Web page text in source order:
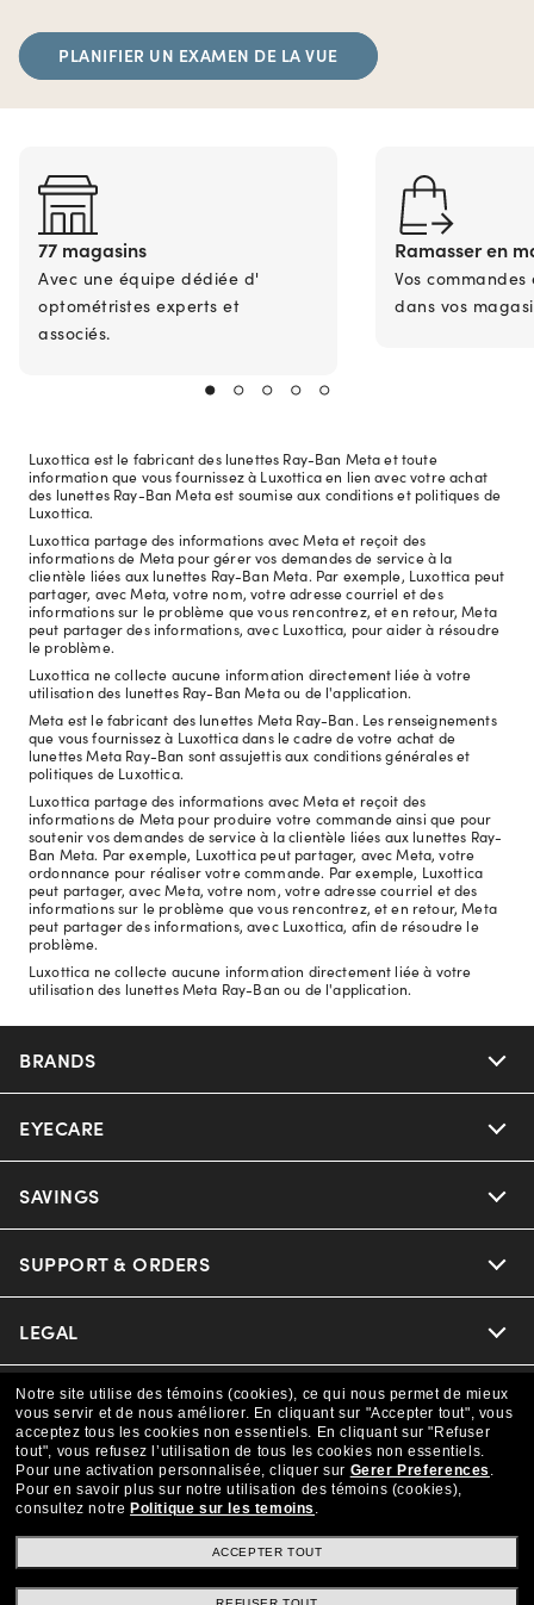
PLANIFIER UN EXAMEN DE LA VUE
77 magasins
Avec une équipe dédiée d'
optométristes experts et
associés.
Ramasser en
Vos
dans vos
Luxottica est le fabricant des lunettes Ray-Ban Meta et toute
information que vous fournissez à Luxottica en lien avec votre achat
des lunettes Ray-Ban Meta est soumise aux conditions et politiques de
Luxottica.
Luxottica partage des informations avec Meta et reçoit des
informations de Meta pour gérer vos demandes de service à la
clientèle liées aux lunettes Ray-Ban Meta. Par exemple, Luxottica peut
partager, avec Meta, votre nom, votre adresse courriel et des
informations sur le problème que vous rencontrez, et en retour, Meta
peut partager des informations, avec Luxottica, pour aider à résoudre
le problème.
Luxottica ne collecte aucune information directement liée à votre
utilisation des lunettes Ray-Ban Meta ou de l'application.
Meta est le fabricant des lunettes Meta Ray-Ban. Les renseignements
que vous fournissez à Luxottica dans le cadre de votre achat de
lunettes Meta Ray-Ban sont assujettis aux conditions générales et
politiques de Luxottica.
Luxottica partage des informations avec Meta et reçoit des
informations de Meta pour produire votre commande ainsi que pour
soutenir vos demandes de service à la clientèle liées aux lunettes Ray-
Ban Meta. Par exemple, Luxottica peut partager, avec Meta, votre
ordonnance pour réaliser votre commande. Par exemple, Luxottica
peut partager, avec Meta, votre nom, votre adresse courriel et des
informations sur le problème que vous rencontrez, et en retour, Meta
peut partager des informations, avec Luxottica, afin de résoudre le
problème.
Luxottica ne collecte aucune information directement liée à votre
utilisation des lunettes Meta Ray-Ban ou de l'application.
BRANDS
Nuance Audio
Ray-Ban
Oakley
Coach
Michael Kors
Prada
The Exceptionals
EYECARE
Our Eyeglasses
Our Sunglasses
Ray-Ban | Meta
Oakley Meta
Eyewear Trends
Our Lenses
Arrange an Eye Exam
SAVINGS
Offers & Discount
Insurance
CAA Members
SUPPORT & ORDERS
Help Center
Online Order Status
Shipping & Returns
Frame Advisor
LEGAL
Privacy Policy
Terms & Conditions
Ad Choices
COMPANY INFO
About us
Our Flagship Store
Careers
CANADA (Français)
We guarantee every transaction is 100% secure
Notre site utilise des témoins (cookies), ce qui nous permet de mieux
vous servir et de nous améliorer. En cliquant sur "Accepter tout", vous
acceptez tous les cookies non essentiels. En cliquant sur "Refuser
tout", vous refusez l’utilisation de tous les cookies non essentiels.
Pour une activation personnalisée, cliquer sur Gerer Preferences .
Pour en savoir plus sur notre utilisation des témoins (cookies),
consultez notre Politique sur les temoins .
ACCEPTER TOUT